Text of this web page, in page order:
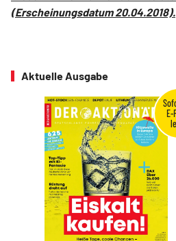
(Erscheinungsdatum 20.04.2018).
Aktuelle Ausgabe